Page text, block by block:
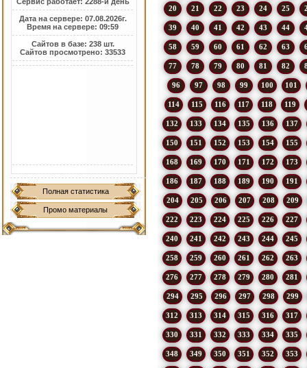
Дата на сервере: 07.08.2026г.
Время на сервере: 09:59
Сайтов в базе: 238 шт.
Сайтов просмотрено: 33533
Полная статистика
Промо материалы
20 21 22 23 24 25
39 40 41 42 43 44
58 59 60 61 62 63
77 78 79 80 81 82
96 97 98 99 100 101
114 115 116 117 118 119
132 133 134 135 136 137
150 151 152 153 154 155
168 169 170 171 172 173
186 187 188 189 190 191
204 205 206 207 208 209
222 223 224 225 226 227
240 241 242 243 244 245
258 259 260 261 262 263
276 277 278 279 280 281
294 295 296 297 298 299
312 313 314 315 316 317
330 331 332 333 334 335
348 349 350 351 352 353